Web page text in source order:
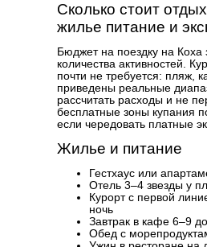
Сколько стоит
жилье питание и
Бюджет на поездку на
количества активностей.
почти не требуется: пляж,
приведены реальные
рассчитать расходы и не
бесплатные зоны купания
если чередовать платные
Жилье и питание
Гестхаус или
Отель 3–4 звезды у
Курорт с первой
ночь
Завтрак в кафе 6–9
Обед с